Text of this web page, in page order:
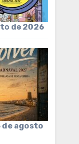
de 2026
de agosto